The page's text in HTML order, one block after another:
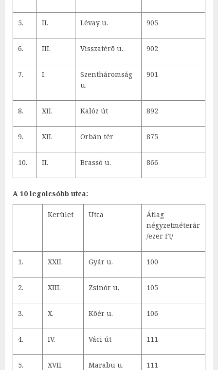
5. II. Lévay u. 905
6. III. Visszatérõ u. 902
7. I.
Szentháromság
u.
901
8. XII. Kalóz út 892
9. XII. Orbán tér 875
10. II. Brassó u. 866
A 10 legolcsóbb utca:
Kerület Utca
Átlag
négyzetméterár
/ezer Ft/
1. XXII. Gyár u. 100
2. XIII. Zsinór u. 105
3. X. Kõér u. 106
4. IV. Váci út 111
5. XVII. Marabu u. 111